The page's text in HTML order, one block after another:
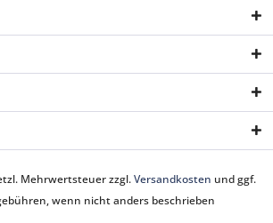
Mehrwertsteuer zzgl.Versandkosten und ggf.
wenn nicht anders beschrieben